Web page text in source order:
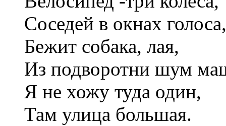
Соседей в окнах голоса,
Бежит собака, лая,
Из подворотни шум
Я не хожу туда один,
Там улица большая.